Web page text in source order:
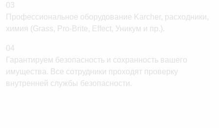
03
Профессиональное оборудование Karcher, расходники,
химия (Grass, Pro-Brite, Effect, Уникум и пр.).
04
Гарантируем безопасность и сохранность вашего
имущества. Все сотрудники проходят проверку
внутренней службы безопасности.